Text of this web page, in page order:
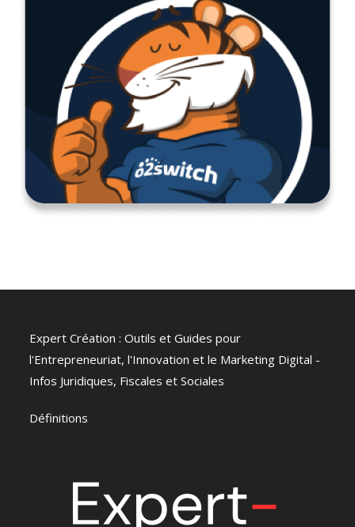
Expert Création : Outils et Guides pour
l'Entrepreneuriat, l'Innovation et le Marketing Digital -
Infos Juridiques, Fiscales et Sociales
Définitions